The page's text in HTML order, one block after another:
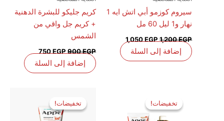
سيروم كوزمو أبي اتش ايه 1
1,200
1,050EGP
إضافة إلى السلة
كريم جليكو للبشرة الدهنية
+ كريم جل واقي من
الشمس
EGP
750EGP
إضافة إلى السلة
تخفيضات!
تخفيضات!
هو:
الحالي
هو:
1,400 EGP.
تخفيضات!
تخفيضات!
الحالي
هو:
500 EGP.